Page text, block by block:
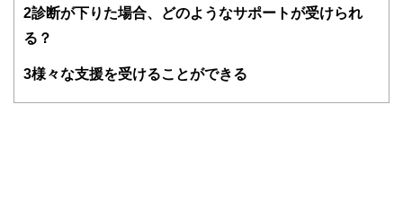
得者を中心に「お金や暮らし」に関する書籍・雑誌の編集経
験者で構成され、企画立案から記事掲載まですべての工程に
FinancialFieldの特徴は、ファイナンシャルプランナー、弁
ドバイザー、DCプランナー、公認会計士、社会保険労務
2診断が下りた場合、どのようなサポートが受けられ
る？
3様々な支援を受けることができる